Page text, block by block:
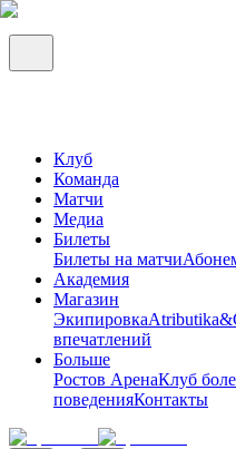
Клуб
Команда
Матчи
Медиа
Билеты
Билеты на матчи
Академия
Магазин
Экипировка
впечатлений
Больше
Ростов АренаКлуб
поведенияКонтакты